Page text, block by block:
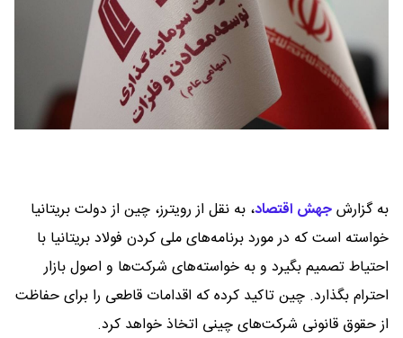
به گزارشجهش اقتصاد، به نقل از رویترز، چین از دولت بریتانیا
خواسته است که در مورد برنامه‌های ملی کردن فولاد بریتانیا با
احتیاط تصمیم بگیرد و به خواسته‌های شرکت‌ها و اصول بازار
احترام بگذارد. چین تاکید کرده که اقدامات قاطعی را برای حفاظت
از حقوق قانونی شرکت‌های چینی اتخاذ خواهد کرد.